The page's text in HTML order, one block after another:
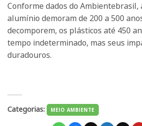
Conforme dados do Ambientebrasil,
alumínio demoram de 200 a 500
decomporem, os plásticos até 450
tempo indeterminado, mas seus
duradouros.
Categorias: MEIO AMBIENTE